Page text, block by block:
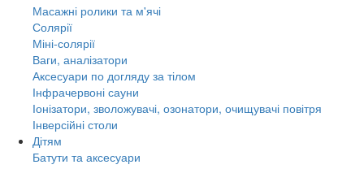
Масажні ролики та м'ячі
Солярії
Міні-солярії
Ваги, аналізатори
Аксесуари по догляду за тілом
Інфрачервоні сауни
Іонізатори, зволожувачі, озонатори, очищувачі повітря
Інверсійні столи
Дітям
Батути та аксесуари